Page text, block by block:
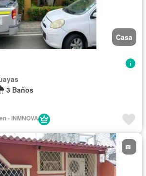
Casa
3 Baños
- INMNOVA